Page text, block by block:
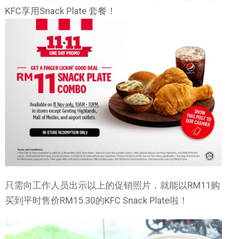
KFC享用Snack Plate 套餐！
只需向工作人员出示以上的促销照片，就能以RM11购
买到平时售价RM15.30的KFC Snack Plate啦！